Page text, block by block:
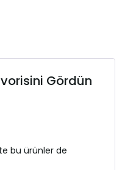
Gördün
bu ürünler de